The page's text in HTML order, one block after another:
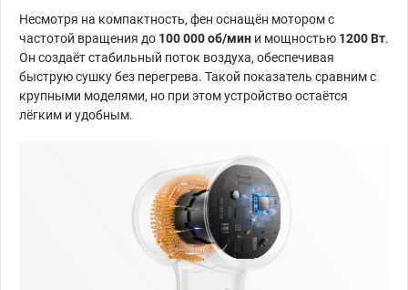
Несмотря на компактность, фен оснащён мотором с
частотой вращения до 100 000 об/мин и мощностью 1200 Вт.
Он создаёт стабильный поток воздуха, обеспечивая
быструю сушку без перегрева. Такой показатель сравним с
крупными моделями, но при этом устройство остаётся
лёгким и удобным.